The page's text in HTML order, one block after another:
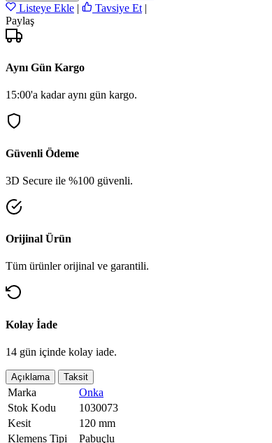
Listeye Ekle | Tavsiye Et |
Paylaş
Aynı Gün Kargo
15:00'a kadar aynı gün kargo.
Güvenli Ödeme
3D Secure ile %100 güvenli.
Orijinal Ürün
Tüm ürünler orijinal ve garantili.
Kolay İade
14 gün içinde kolay iade.
Açıklama Taksit
Marka
Onka
Stok Kodu
1030073
Kesit
120 mm
Klemens Tipi
Pabuçlu